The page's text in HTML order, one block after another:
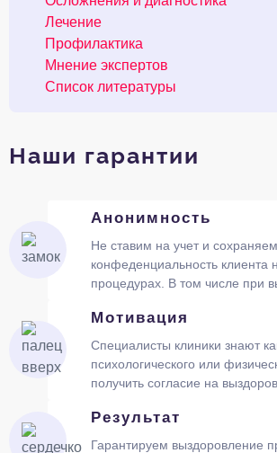
Лечение
Профилактика
Мнение экспертов
Список литературы
Наши гарантии
Анонимность
Не ставим на учет и сохраняем
конфеденциальность клиента
процедурах. В том числе при
Мотивация
Специалисты клиники знают
психологического или
получить согласие на
Результат
Гарантируем выздоровление